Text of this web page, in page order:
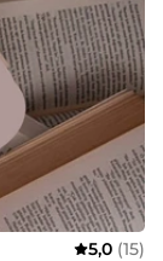
5,0 (15)